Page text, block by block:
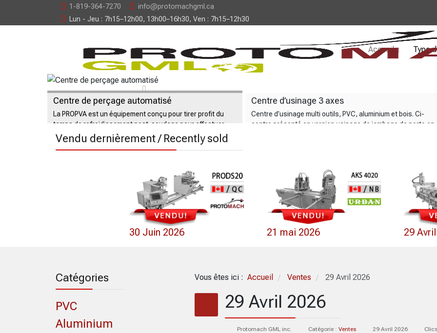
1-819-364-7270
info@protomachgml.ca
Lun - Jeu : 7h15–12h00, 13h00–16h30, Ven : 7h15–12h30
Accueil Type
Centre de perçage automatisé
La PROPVA est un équipement conçu pour tirer profit du
temps de refroidissement post-soudage pour effectuer
des perçages de positionnement de la quinc
Centre d’usinage 3 axes
Centre d’usinage multi outils, PVC, aluminium et bois. Ci-
contre présenté en version usinage de jambage de porte en
Vendu dernièrement / Recently sold
30 Juin 2026 21 mai 2026 29
Catégories
PVC
Aluminium
Vous êtes ici : Accueil / Ventes / 29 Avril 2026
29 Avril 2026
Protomach GML inc. Catégorie : Ventes 29 Avril 2026